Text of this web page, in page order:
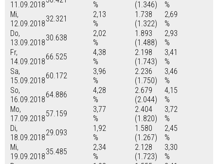
11.09.2018
%
(1.346)
%
Mi,
12.09.2018
32.321
2,13
%
1.738
(1.322)
2,69
%
Do,
13.09.2018
30.638
2,02
%
1.893
(1.488)
2,93
%
Fr,
14.09.2018
66.525
4,38
%
2.198
(1.743)
3,41
%
Sa,
15.09.2018
60.172
3,96
%
2.236
(1.750)
3,46
%
So,
16.09.2018
64.886
4,28
%
2.679
(2.044)
4,15
%
Mo,
17.09.2018
57.159
3,77
%
2.404
(1.820)
3,72
%
Di,
18.09.2018
29.093
1,92
%
1.580
(1.267)
2,45
%
Mi,
19.09.2018
35.485
2,34
%
2.128
(1.723)
3,30
%